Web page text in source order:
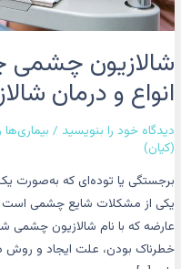
شالازیون چشمی
انواع و درمان
دیدگاه‌ خود را بنویسید /
(کیان)
برجستگی یا توده‌ای که به‌صورت
یکی از مشکلات شایع چشمی است که
عارضه که با نام شالازیون چشمی
خطرناک بودن، علت ایجاد و روش